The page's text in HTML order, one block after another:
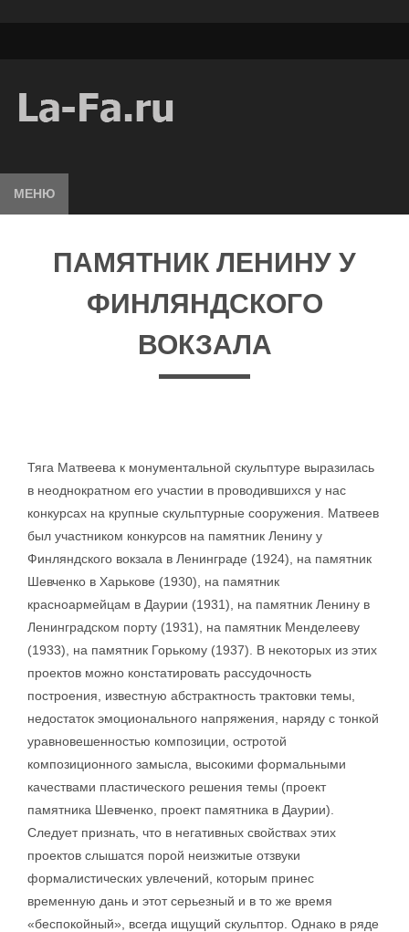
МЕНЮ
ПАМЯТНИК ЛЕНИНУ У
ФИНЛЯНДСКОГО
ВОКЗАЛА
Тяга Матвеева к монументальной скульптуре выразилась
в неоднократном его участии в проводившихся у нас
конкурсах на крупные скульптурные сооружения. Матвеев
был участником конкурсов на памятник Ленину у
Финляндского вокзала в Ленинграде (1924), на памятник
Шевченко в Харькове (1930), на памятник
красноармейцам в Даурии (1931), на памятник Ленину в
Ленинградском порту (1931), на памятник Менделееву
(1933), на памятник Горькому (1937). В некоторых из этих
проектов можно констатировать рассудочность
построения, известную абстрактность трактовки темы,
недостаток эмоционального напряжения, наряду с тонкой
уравновешенностью композиции, остротой
композиционного замысла, высокими формальными
качествами пластического решения темы (проект
памятника Шевченко, проект памятника в Даурии).
Следует признать, что в негативных свойствах этих
проектов слышатся порой неизжитые отзвуки
формалистических увлечений, которым принес
временную дань и этот серьезный и в то же время
«беспокойный», всегда ищущий скульптор. Однако в ряде